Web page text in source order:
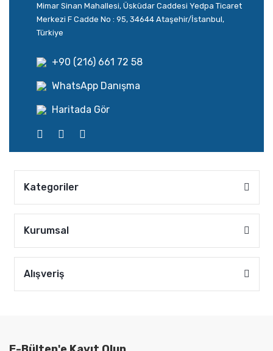
Mimar Sinan Mahallesi, Üsküdar Caddesi Yedpa Ticaret
Merkezi F Cadde No : 95, 34644 Ataşehir/İstanbul,
Türkiye
+90 (216) 661 72 58
WhatsApp Danışma
Haritada Gör
Kategoriler
Kurumsal
Alışveriş